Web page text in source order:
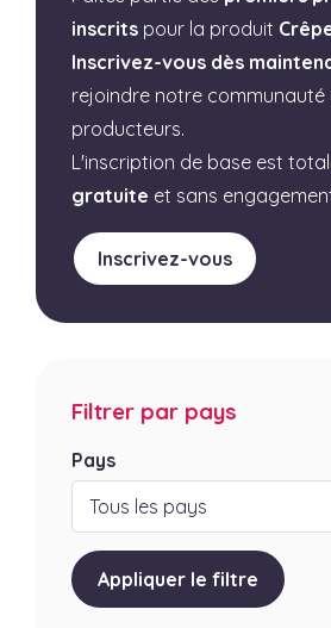
inscrits pour la produit
Inscrivez-vous dès
rejoindre notre communauté
producteurs.
L'inscription de base est
gratuite et sans
Inscrivez-vous
Filtrer par pays
Pays
Appliquer le filtre